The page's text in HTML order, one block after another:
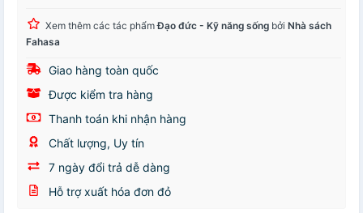
Xem thêm các tác phẩmĐạo đức - Kỹ năng sống bởi Nhà sách
Fahasa
Giao hàng toàn quốc
Được kiểm tra hàng
Thanh toán khi nhận hàng
Chất lượng, Uy tín
7 ngày đổi trả dễ dàng
Hỗ trợ xuất hóa đơn đỏ